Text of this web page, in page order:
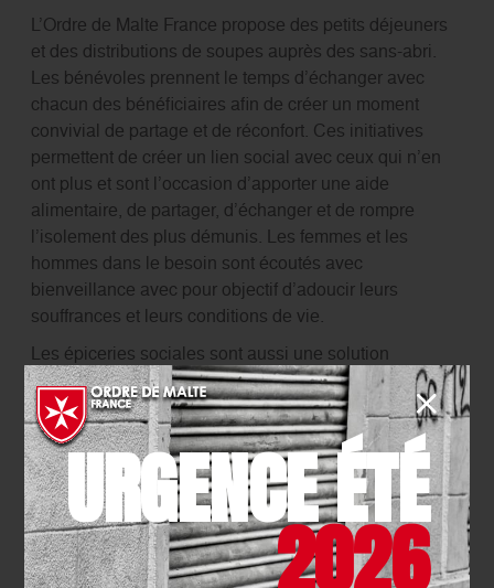
L’Ordre de Malte France propose des petits déjeuners
et des distributions de soupes auprès des sans-abri.
Les bénévoles prennent le temps d’échanger avec
chacun des bénéficiaires afin de créer un moment
convivial de partage et de réconfort. Ces initiatives
permettent de créer un lien social avec ceux qui n’en
ont plus et sont l’occasion d’apporter une aide
alimentaire, de partager, d’échanger et de rompre
l’isolement des plus démunis. Les femmes et les
hommes dans le besoin sont écoutés avec
bienveillance avec pour objectif d’adoucir leurs
souffrances et leurs conditions de vie.
Les épiceries sociales sont aussi une solution
développée par l’Ordre de Malte France pour permettre
aux personnes en situation de précarité de se fournir en
produits alimentaires et produits d’hygiène.
Un projet innovant et solidaire a été lancé par l’Ordre
de Malte France afin de faire face aux inégalités et à la
détresse des étudiants et des personnes en difficulté.
Des Food-Trucks Solidaires s’arrêtent dans les
quartiers défavorisés et aux abords des campus
URGENCE ÉTÉ
2026